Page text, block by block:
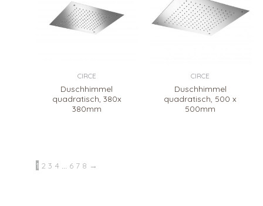
CIRCE
Duschhimmel
quadratisch, 380x
380mm
CIRCE
Duschhimmel
quadratisch, 500 x
500mm
1 2 3 4 6 7 8 →